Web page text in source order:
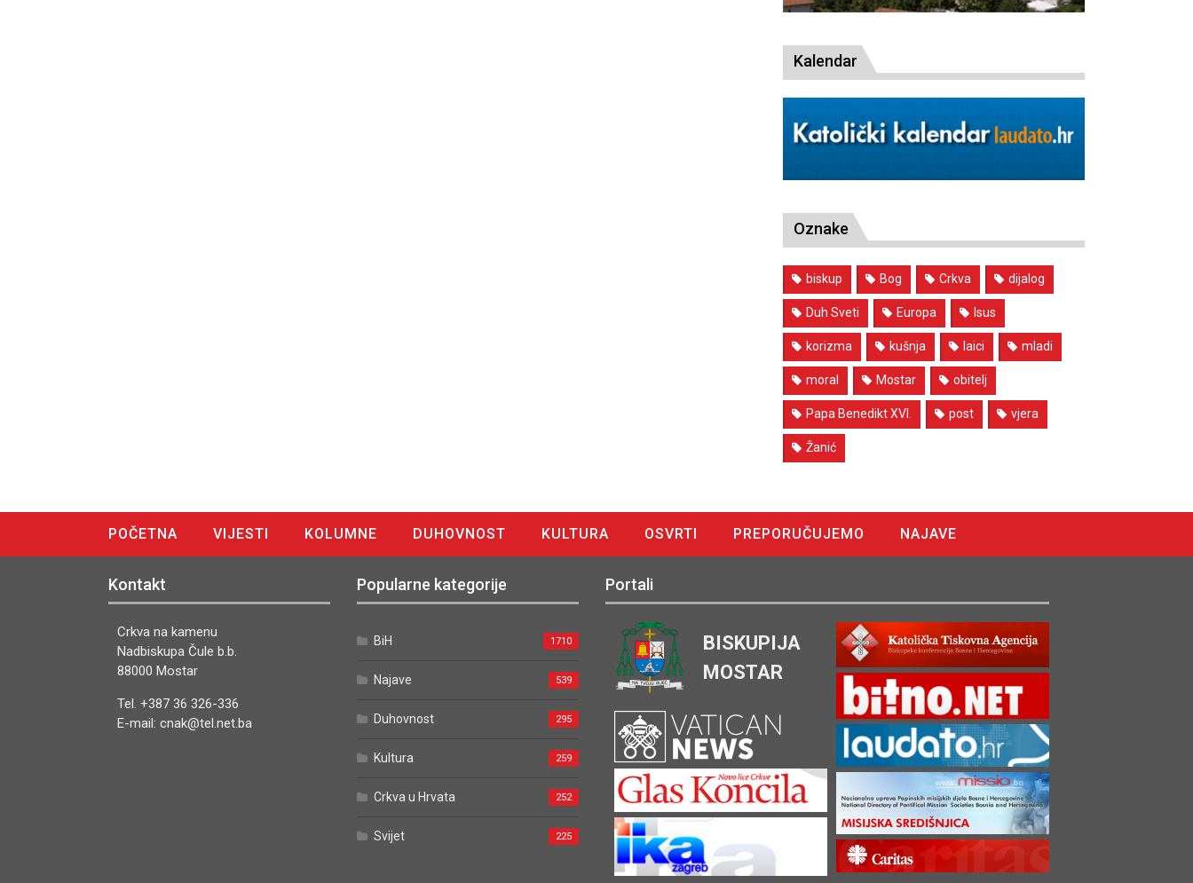
Kalendar
Oznake
biskup Bog Crkva dijalog
Duh Sveti Europa Isus
korizma kušnja laici mladi
moral Mostar obitelj
Papa Benedikt XVI. post vjera
Žanić
POČETNA VIJESTI KOLUMNE DUHOVNOST KULTURA OSVRTI PREPORUČUJEMO
NAJAVE
Kontakt
Crkva na kamenu
Nadbiskupa Čule b.b.
88000 Mostar
Tel. +387 36 326-336
E-mail: cnak@tel.net.ba
Popularne kategorije
BiH 1710
Najave 539
Duhovnost 295
Kultura 259
Crkva u Hrvata 252
Svijet 225
Portali
BISKUPIJA
MOSTAR